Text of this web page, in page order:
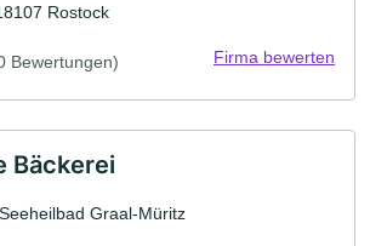
Rostock
Bewertungen) Firma bewerten
Bäckerei
Graal-Müritz